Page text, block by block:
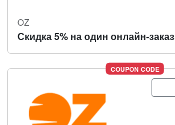
OZ
Скидка 5% на один онлайн-заказ
COUPON CODE